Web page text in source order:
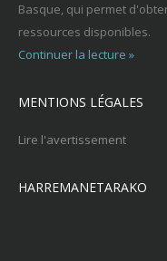
Basque, qui permet
ressources disponibles.
Continuer la lecture »
MENTIONS LÉGALES
Lire l'avertissement
HARREMANETARAKO